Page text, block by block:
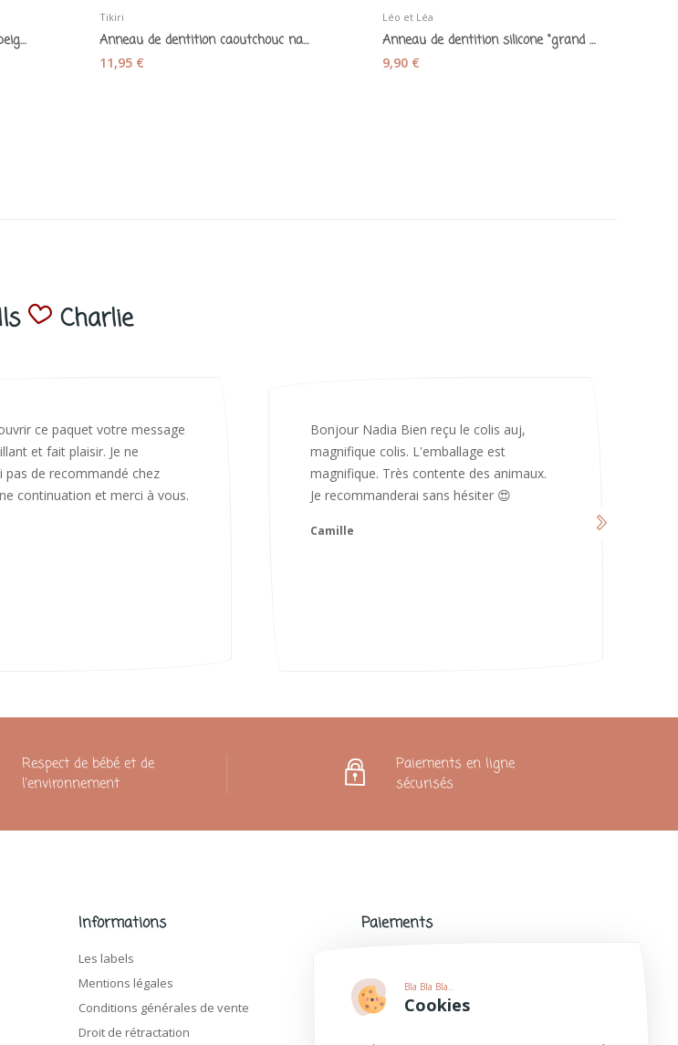
Bla Bla Bla..
Cookies
Lange en mousseline de coton beige marron -...
Tikiri
Anneau de dentition caoutchouc naturel "Hippo"...
11,95 €
Léo et Léa
Anneau de dentition silicone "grand ours" ice...
9,90 €
Charlie
Bien reçu le colis auj,
colis. L'emballage est
Très contente des animaux.
sans hésiter 😍
Merci infiniment, c’est magnifique 😍
d’avoir pris le temps de me répondre.
Nous sommes vraiment contents et
avons hâte de les utiliser 😄 bonne soirée
😍
Respect de bébé et de
l'environnement
Paiements en ligne
sécurisés
Informations
Les labels
Mentions légales
Conditions générales de vente
Droit de rétractation
Paiements
modes de paiement populaires.
Plus d'informations